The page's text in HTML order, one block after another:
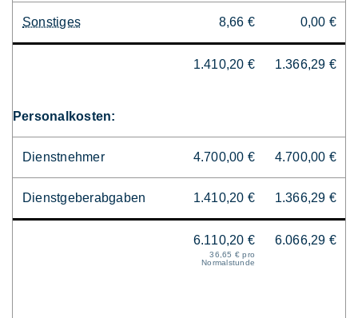
Sonstiges 8,66 € 0,00 €
1.410,20 € 1.366,29 €
Personalkosten:
Dienstnehmer 4.700,00 € 4.700,00 €
Dienstgeberabgaben 1.410,20 € 1.366,29 €
6.110,20 €
36,65 € pro
Normalstunde
6.066,29 €